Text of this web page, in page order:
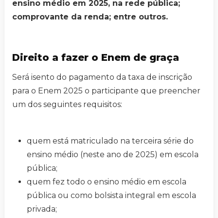
ensino médio em 2025, na rede pública;
comprovante da renda; entre outros.
Direito a fazer o Enem de graça
Será isento do pagamento da taxa de inscrição
para o Enem 2025 o participante que preencher
um dos seguintes requisitos:
quem está matriculado na terceira série do
ensino médio (neste ano de 2025) em escola
pública;
quem fez todo o ensino médio em escola
pública ou como bolsista integral em escola
privada;